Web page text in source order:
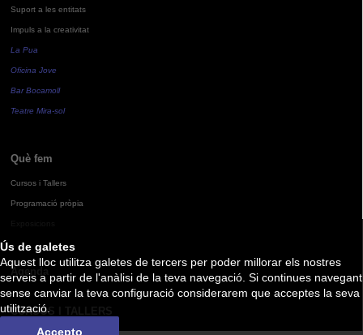
Ús de galetes
Aquest lloc utilitza galetes de tercers per poder millorar els nostres
serveis a partir de l'anàlisi de la teva navegació. Si continues navegant
sense canviar la teva configuració considerarem que acceptes la seva
utilització.
Accepto
Suport a les entitats
Impuls a la creativitat
La Pua
Oficina Jove
Bar Bocamoll
Teatre Mira-sol
Què fem
Cursos i Tallers
Programació pròpia
Agenda
CURSOS I TALLERS